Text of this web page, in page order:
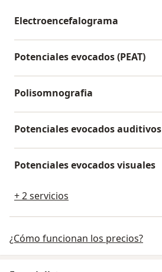
Electroencefalograma
Potenciales evocados (PEAT)
Polisomnografia
Potenciales evocados auditivos
Potenciales evocados visuales
+ 2 servicios
¿Cómo funcionan los precios?